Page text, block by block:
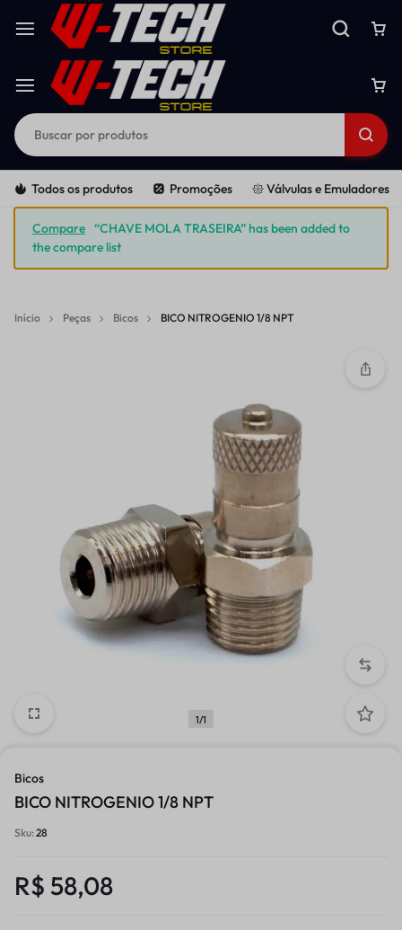
Todos os produtos Promoções 𑁍 Válvulas e Emuladores
Compare “CHAVE MOLA TRASEIRA” has been added to
the compare list
Início Peças Bicos BICO NITROGENIO 1/8 NPT
1/1
Bicos
BICO NITROGENIO 1/8 NPT
Sku:28
R$ 58,08